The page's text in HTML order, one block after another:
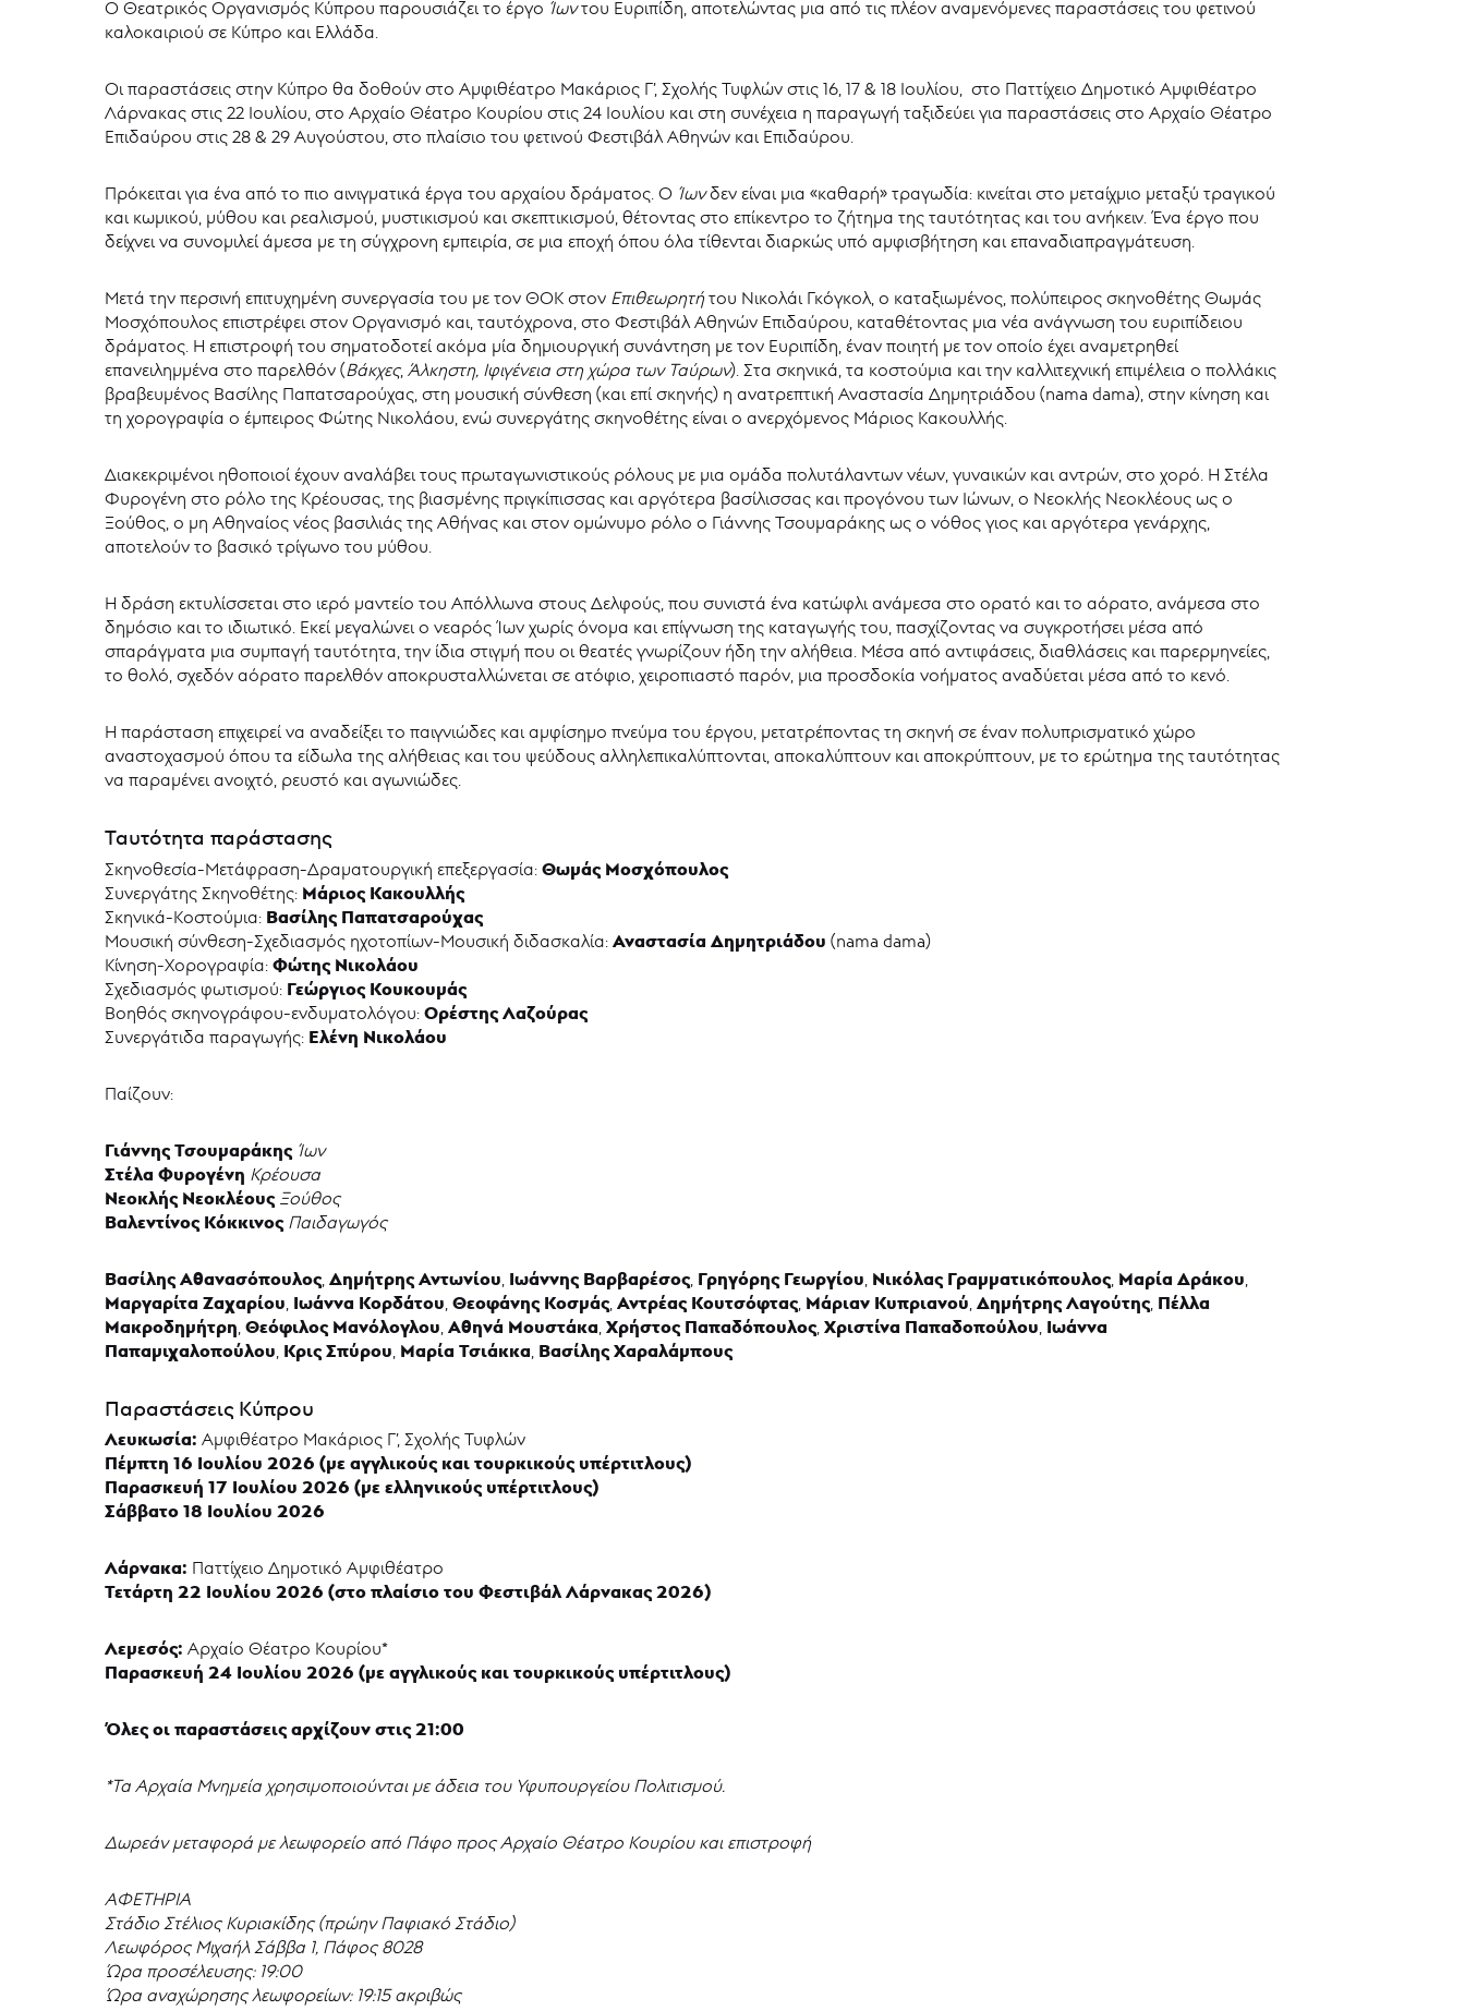
Ο Θεατρικός Οργανισμός Κύπρου παρουσιάζει το έργο Ίωντου Ευριπίδη, αποτελώντας μια από τις πλέον αναμενόμενες παραστάσεις του φετινού
καλοκαιριού σε Κύπρο και Ελλάδα.
Οι παραστάσεις στην Κύπρο θα δοθούν στο Αμφιθέατρο Μακάριος Γ’, Σχολής Τυφλών στις 16, 17 & 18 Ιουλίου, στο Παττίχειο Δημοτικό Αμφιθέατρο
Λάρνακας στις 22 Ιουλίου, στο Αρχαίο Θέατρο Κουρίου στις 24 Ιουλίου και στη συνέχεια η παραγωγή ταξιδεύει για παραστάσεις στο Αρχαίο Θέατρο
Επιδαύρου στις 28 & 29 Αυγούστου, στο πλαίσιο του φετινού Φεστιβάλ Αθηνών και Επιδαύρου.
Πρόκειται για ένα από το πιο αινιγματικά έργα του αρχαίου δράματος. Ο Ίωνδεν είναι μια «καθαρή» τραγωδία: κινείται στο μεταίχμιο μεταξύ τραγικού
και κωμικού, μύθου και ρεαλισμού, μυστικισμού και σκεπτικισμού, θέτοντας στο επίκεντρο το ζήτημα της ταυτότητας και του ανήκειν. Ένα έργο που
δείχνει να συνομιλεί άμεσα με τη σύγχρονη εμπειρία, σε μια εποχή όπου όλα τίθενται διαρκώς υπό αμφισβήτηση και επαναδιαπραγμάτευση.
Μετά την περσινή επιτυχημένη συνεργασία του με τον ΘΟΚ στον Επιθεωρητήτου Νικολάι Γκόγκολ, ο καταξιωμένος, πολύπειρος σκηνοθέτης Θωμάς
Μοσχόπουλος επιστρέφει στον Οργανισμό και, ταυτόχρονα, στο Φεστιβάλ Αθηνών Επιδαύρου, καταθέτοντας μια νέα ανάγνωση του ευριπίδειου
δράματος. Η επιστροφή του σηματοδοτεί ακόμα μία δημιουργική συνάντηση με τον Ευριπίδη, έναν ποιητή με τον οποίο έχει αναμετρηθεί
επανειλημμένα στο παρελθόν (Βάκχες, Άλκηστη, Ιφιγένεια στη χώρα των Ταύρων). Στα σκηνικά, τα κοστούμια και την καλλιτεχνική επιμέλεια ο πολλάκις
βραβευμένος Βασίλης Παπατσαρούχας, στη μουσική σύνθεση (και επί σκηνής) η ανατρεπτική Αναστασία Δημητριάδου (nama dama), στην κίνηση και
τη χορογραφία ο έμπειρος Φώτης Νικολάου, ενώ συνεργάτης σκηνοθέτης είναι ο ανερχόμενος Μάριος Κακουλλής.
Διακεκριμένοι ηθοποιοί έχουν αναλάβει τους πρωταγωνιστικούς ρόλους με μια ομάδα πολυτάλαντων νέων, γυναικών και αντρών, στο χορό. Η Στέλα
Φυρογένη στο ρόλο της Κρέουσας, της βιασμένης πριγκίπισσας και αργότερα βασίλισσας και προγόνου των Ιώνων, ο Νεοκλής Νεοκλέους ως ο
Ξούθος, ο μη Αθηναίος νέος βασιλιάς της Αθήνας και στον ομώνυμο ρόλο ο Γιάννης Τσουμαράκης ως ο νόθος γιος και αργότερα γενάρχης,
αποτελούν το βασικό τρίγωνο του μύθου.
Η δράση εκτυλίσσεται στο ιερό μαντείο του Απόλλωνα στους Δελφούς, που συνιστά ένα κατώφλι ανάμεσα στο ορατό και το αόρατο, ανάμεσα στο
δημόσιο και το ιδιωτικό. Εκεί μεγαλώνει ο νεαρός Ίων χωρίς όνομα και επίγνωση της καταγωγής του, πασχίζοντας να συγκροτήσει μέσα από
σπαράγματα μια συμπαγή ταυτότητα, την ίδια στιγμή που οι θεατές γνωρίζουν ήδη την αλήθεια. Μέσα από αντιφάσεις, διαθλάσεις και παρερμηνείες,
το θολό, σχεδόν αόρατο παρελθόν αποκρυσταλλώνεται σε ατόφιο, χειροπιαστό παρόν, μια προσδοκία νοήματος αναδύεται μέσα από το κενό.
Η παράσταση επιχειρεί να αναδείξει το παιγνιώδες και αμφίσημο πνεύμα του έργου, μετατρέποντας τη σκηνή σε έναν πολυπρισματικό χώρο
αναστοχασμού όπου τα είδωλα της αλήθειας και του ψεύδους αλληλεπικαλύπτονται, αποκαλύπτουν και αποκρύπτουν, με το ερώτημα της ταυτότητας
να παραμένει ανοιχτό, ρευστό και αγωνιώδες.
Ταυτότητα παράστασης
Σκηνοθεσία-Μετάφραση-Δραματουργική επεξεργασία: Θωμάς Μοσχόπουλος
Συνεργάτης Σκηνοθέτης: Μάριος Κακουλλής
Σκηνικά-Κοστούμια: Βασίλης Παπατσαρούχας
Μουσική σύνθεση-Σχεδιασμός ηχοτοπίων-Μουσική διδασκαλία: Αναστασία Δημητριάδου (nama dama)
Κίνηση-Χορογραφία: Φώτης Νικολάου
Σχεδιασμός φωτισμού: Γεώργιος Κουκουμάς
Βοηθός σκηνογράφου-ενδυματολόγου: Ορέστης Λαζούρας
Συνεργάτιδα παραγωγής: Ελένη Νικολάου
Παίζουν:
Γιάννης Τσουμαράκης Ίων
Στέλα Φυρογένη Κρέουσα
Νεοκλής Νεοκλέους Ξούθος
Βαλεντίνος Κόκκινος Παιδαγωγός
Βασίλης Αθανασόπουλος Δημήτρης Αντωνίου Ιωάννης Βαρβαρέσος Γρηγόρης Γεωργίου Νικόλας Γραμματικόπουλος Μαρία Δράκου
Μαργαρίτα Ζαχαρίου Ιωάννα Κορδάτου Θεοφάνης Κοσμάς Αντρέας Κουτσόφτας Μάριαν Κυπριανού Δημήτρης Λαγούτης Πέλλα
Μακροδημήτρη Θεόφιλος Μανόλογλου Αθηνά Μουστάκα Χρήστος Παπαδόπουλος Χριστίνα Παπαδοπούλου Ιωάννα
Παπαμιχαλοπούλου Κρις Σπύρου Μαρία Τσιάκκα Βασίλης Χαραλάμπους
Παραστάσεις Κύπρου
Λευκωσία: Αμφιθέατρο Μακάριος Γ’, Σχολής Τυφλών
Πέμπτη 16 Ιουλίου 2026 (με αγγλικούς και τουρκικούς υπέρτιτλους)
Παρασκευή 17 Ιουλίου 2026 (με ελληνικούς υπέρτιτλους)
Σάββατο 18 Ιουλίου 2026
Λάρνακα: Παττίχειο Δημοτικό Αμφιθέατρο
Τετάρτη 22 Ιουλίου 2026 (στο πλαίσιο του Φεστιβάλ Λάρνακας 2026)
Λεμεσός: Αρχαίο Θέατρο Κουρίου*
Παρασκευή 24 Ιουλίου 2026 (με αγγλικούς και τουρκικούς υπέρτιτλους)
Όλες οι παραστάσεις αρχίζουν στις 21:00
*Τα Αρχαία Μνημεία χρησιμοποιούνται με άδεια του Υφυπουργείου Πολιτισμού.
Δωρεάν μεταφορά με λεωφορείο από Πάφο προς Αρχαίο Θέατρο Κουρίου και επιστροφή
ΑΦΕΤΗΡΙΑ
Στάδιο Στέλιος Κυριακίδης (πρώην Παφιακό Στάδιο)
Λεωφόρος Μιχαήλ Σάββα 1, Πάφος 8028
Ώρα προσέλευσης: 19:00
Ώρα αναχώρησης λεωφορείων: 19:15 ακριβώς